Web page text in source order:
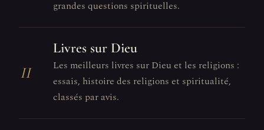
grandes questions spirituelles.
II
Livres sur Dieu
Les meilleurs livres sur Dieu et les religions :
essais, histoire des religions et spiritualité,
classés par avis.